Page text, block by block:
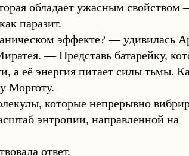
обладает ужасным свойством
паразит.
эффекте? — удивилась
— Представь батарейку,
а её энергия питает силы тьмы.
Морготу.
которые непрерывно
энтропии, направленной на
ответ.